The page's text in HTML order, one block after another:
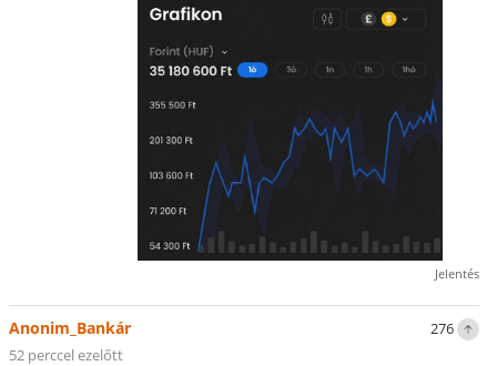
Jelentés
276
Anonim_Bankár
52 perccel ezelőtt